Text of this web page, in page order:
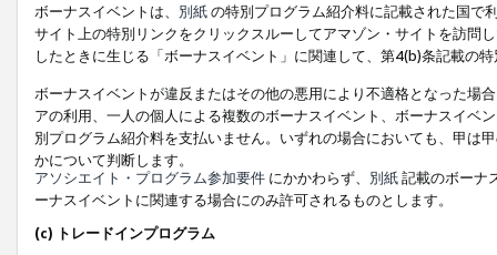
ボーナスイベントは、 別紙の特別プログラム紹介料に記載された国で
サイト上の特別リンクをクリックスルーしてアマゾン・サイトを訪問
したときに生じる「ボーナスイベント」に関連して、第4(b)条記載の
ボーナスイベントが違反またはその他の悪用により不適格となった場
アの利用、一人の個人による複数のボーナスイベント、ボーナスイベ
別プログラム紹介料を支払いません。いずれの場合においても、甲は
かについて判断します。
アソシエイト・プログラム参加要件 にかかわらず、 別紙記載のボーナ
ーナスイベントに関連する場合にのみ許可されるものとします。
(c) トレードインプログラム